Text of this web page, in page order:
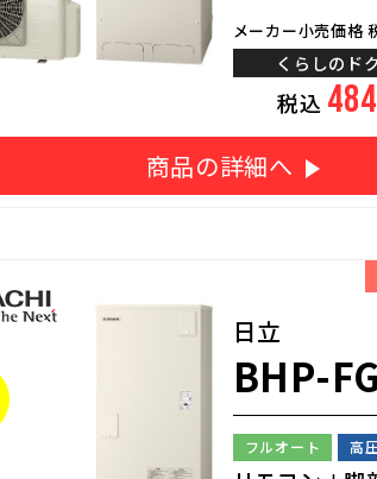
メーカー小売価格
くらしのド
税込
商品の詳細へ
日立
BHP-
フルオート 高